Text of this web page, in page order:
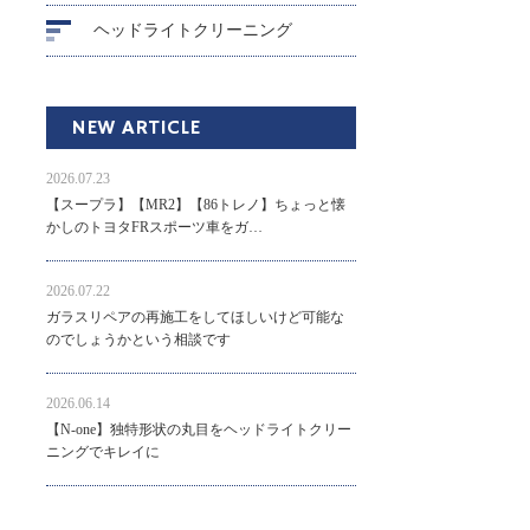
ヘッドライトクリーニング
NEW ARTICLE
2026.07.23
【スープラ】【MR2】【86トレノ】ちょっと懐
かしのトヨタFRスポーツ車をガ…
2026.07.22
ガラスリペアの再施工をしてほしいけど可能な
のでしょうかという相談です
2026.06.14
【N-one】独特形状の丸目をヘッドライトクリー
ニングでキレイに